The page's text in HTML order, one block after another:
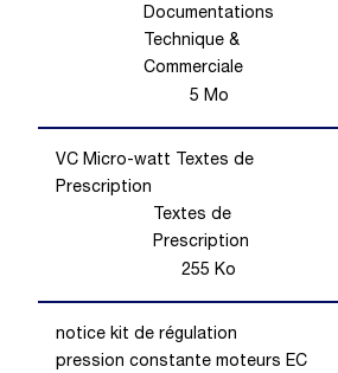
Documentations
Technique &
Commerciale
5 Mo
VC Micro-watt Textes de
Prescription
Textes de
Prescription
255 Ko
notice kit de régulation
pression constante moteurs EC